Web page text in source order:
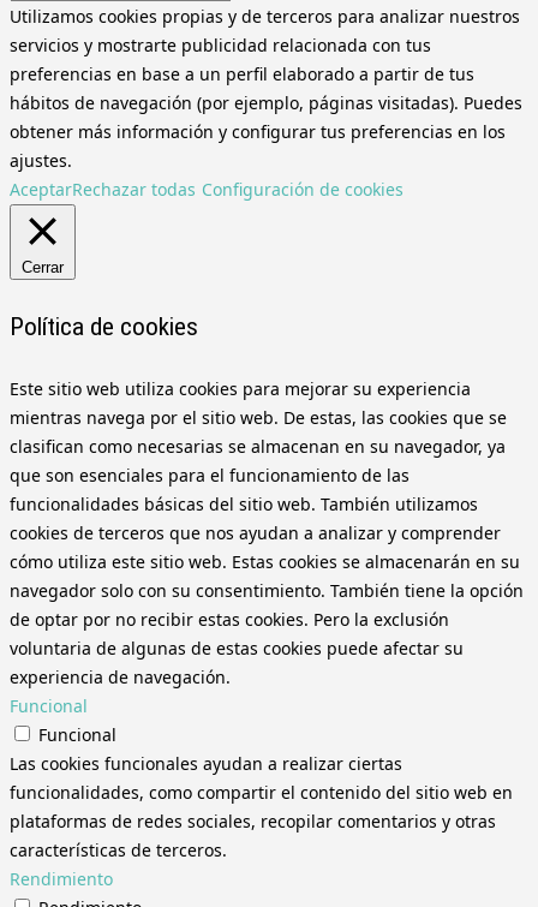
Utilizamos cookies propias y de terceros para analizar nuestros
servicios y mostrarte publicidad relacionada con tus
preferencias en base a un perfil elaborado a partir de tus
hábitos de navegación (por ejemplo, páginas visitadas). Puedes
obtener más información y configurar tus preferencias en los
ajustes.
AceptarRechazar todas Configuración de cookies
Cerrar
Política de cookies
Este sitio web utiliza cookies para mejorar su experiencia
mientras navega por el sitio web. De estas, las cookies que se
clasifican como necesarias se almacenan en su navegador, ya
que son esenciales para el funcionamiento de las
funcionalidades básicas del sitio web. También utilizamos
cookies de terceros que nos ayudan a analizar y comprender
cómo utiliza este sitio web. Estas cookies se almacenarán en su
navegador solo con su consentimiento. También tiene la opción
de optar por no recibir estas cookies. Pero la exclusión
voluntaria de algunas de estas cookies puede afectar su
experiencia de navegación.
Funcional
Funcional
Las cookies funcionales ayudan a realizar ciertas
funcionalidades, como compartir el contenido del sitio web en
plataformas de redes sociales, recopilar comentarios y otras
características de terceros.
Rendimiento